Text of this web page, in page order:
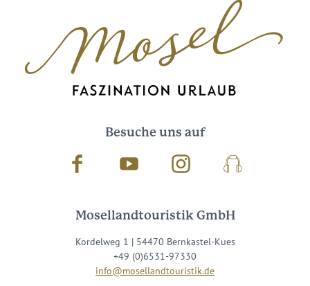
Besuche uns auf
Facebook Youtube InstagramPodcast
Mosellandtouristik GmbH
Kordelweg 1 | 54470 Bernkastel-Kues
+49 (0)6531-97330
info@mosellandtouristik.de